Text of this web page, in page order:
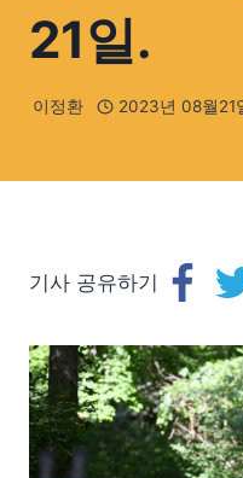
21일.
이정환 2023년 08월21
기사 공유하기